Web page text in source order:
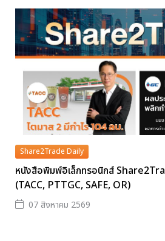
Share2Trade Daily
หนังสือพิมพ์อิเล็กทรอนิกส์
(TACC, PTTGC, SAFE, OR)
07 สิงหาคม 2569